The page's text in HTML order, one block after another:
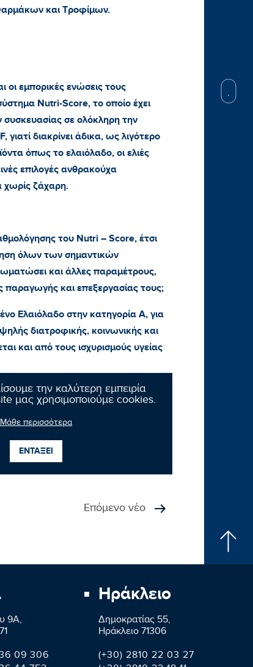
την καλύτερη εμπειρία
μας χρησιμοποιούμε cookies.
Μάθε περισσότερα
ΕΝΤΑΞΕΙ
και Τροφίμων.
οι εμπορικές ενώσεις τους
Nutri-Score, το οποίο έχει
σε ολόκληρη την
διακρίνει άδικα, ως λιγότερο
όπως το ελαιόλαδο, οι ελιές
επιλογές ανθρακούχα
χωρίς ζάχαρη.
του Nutri – Score, έτσι
όλων των σημαντικών
και άλλες παραμέτρους,
και επεξεργασίας τους;
Ελαιόλαδο στην κατηγορία Α, για
διατροφικής, κοινωνικής και
και από τους ισχυρισμούς υγείας
επισήμανσης FOPL, όλα
Επόμενο νέο
9A,
09 306
Ηράκλειο
Δημοκρατίας 55,
Ηράκλειο 71306
(+30) 2810 22 03 27